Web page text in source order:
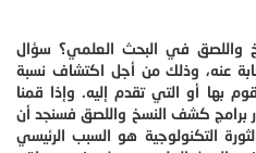
واللصق في البحث العلمي؟ سؤال
عنه، وذلك من أجل اكتشاف نسبة
بها أو التي تقدم إليه. وإذا قمنا
برامج كشف النسخ واللصق فسنجد أن
التكنولوجية هو السبب الرئيسي